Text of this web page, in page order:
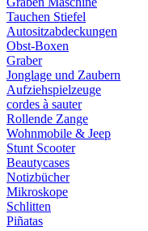
Tauchen Stiefel
Autositzabdeckungen
Obst-Boxen
Graber
Jonglage und Zaubern
Aufziehspielzeuge
cordes à sauter
Rollende Zange
Wohnmobile & Jeep
Stunt Scooter
Beautycases
Notizbücher
Mikroskope
Schlitten
Piñatas